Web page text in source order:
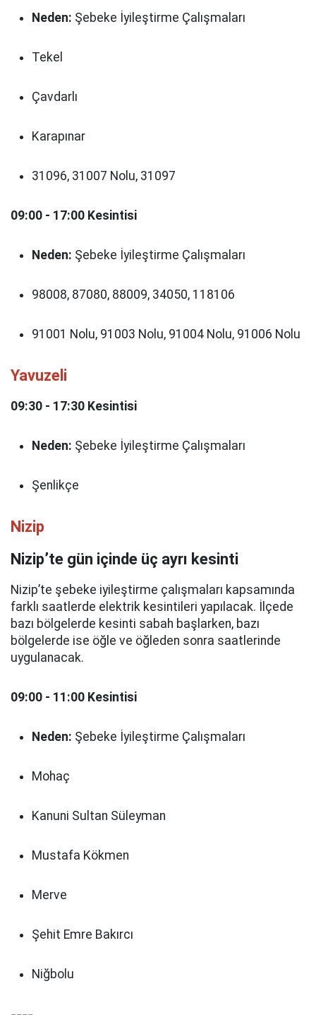
Neden: Şebeke İyileştirme Çalışmaları
Tekel
Çavdarlı
Karapınar
31096, 31007 Nolu, 31097
09:00 - 17:00 Kesintisi
Neden: Şebeke İyileştirme Çalışmaları
98008, 87080, 88009, 34050, 118106
91001 Nolu, 91003 Nolu, 91004 Nolu, 91006 Nolu
Yavuzeli
09:30 - 17:30 Kesintisi
Neden: Şebeke İyileştirme Çalışmaları
Şenlikçe
Nizip
Nizip’te gün içinde üç ayrı kesinti
Nizip’te şebeke iyileştirme çalışmaları kapsamında
farklı saatlerde elektrik kesintileri yapılacak. İlçede
bazı bölgelerde kesinti sabah başlarken, bazı
bölgelerde ise öğle ve öğleden sonra saatlerinde
uygulanacak.
09:00 - 11:00 Kesintisi
Neden: Şebeke İyileştirme Çalışmaları
Mohaç
Kanuni Sultan Süleyman
Mustafa Kökmen
Merve
Şehit Emre Bakırcı
Niğbolu